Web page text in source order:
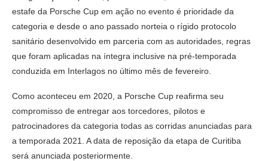
estafe da Porsche Cup em ação no evento é prioridade da
categoria e desde o ano passado norteia o rígido protocolo
sanitário desenvolvido em parceria com as autoridades, regras
que foram aplicadas na íntegra inclusive na pré-temporada
conduzida em Interlagos no último mês de fevereiro.
Como aconteceu em 2020, a Porsche Cup reafirma seu
compromisso de entregar aos torcedores, pilotos e
patrocinadores da categoria todas as corridas anunciadas para
a temporada 2021. A data de reposição da etapa de Curitiba
será anunciada posteriormente.